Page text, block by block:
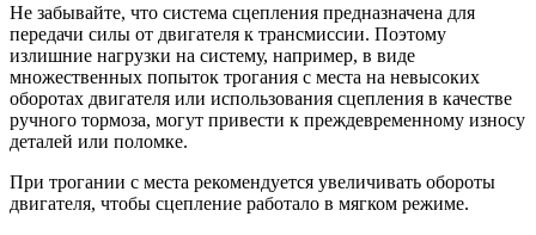
Не забывайте, что система сцепления предназначена для
передачи силы от двигателя к трансмиссии. Поэтому
излишние нагрузки на систему, например, в виде
множественных попыток трогания с места на невысоких
оборотах двигателя или использования сцепления в качестве
ручного тормоза, могут привести к преждевременному износу
деталей или поломке.
При трогании с места рекомендуется увеличивать обороты
двигателя, чтобы сцепление работало в мягком режиме.